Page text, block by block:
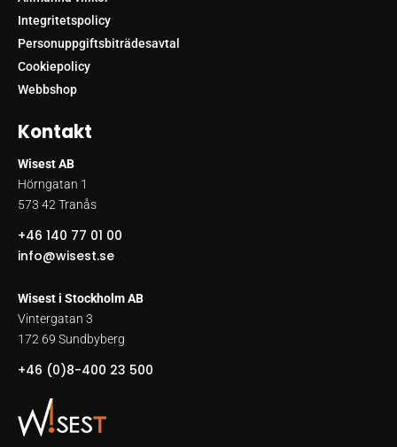
Integritetspolicy
Personuppgiftsbiträdesavtal
Cookiepolicy
Webbshop
Kontakt
Wisest AB
Hörngatan 1
573 42 Tranås
+46 140 77 01 00
info@wisest.se
Wisest i Stockholm AB
Vintergatan 3
172 69 Sundbyberg
+46 (0)8-400 23 500